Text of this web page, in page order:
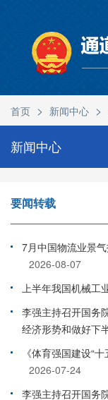
首页 > 新闻中心 >
新闻中心
要闻转载
7月中国物流业景
2026-08-07
上半年我国机械工
李强主持召开国务
经济形势和做好下
《体育强国建设“
2026-07-24
李强主持召开国务